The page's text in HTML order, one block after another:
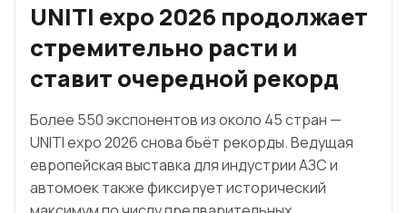
UNITI expo 2026 продолжает
стремительно расти и
ставит очередной рекорд
Более 550 экспонентов из около 45 стран —
UNITI expo 2026 снова бьёт рекорды. Ведущая
европейская выставка для индустрии АЗС и
автомоек также фиксирует исторический